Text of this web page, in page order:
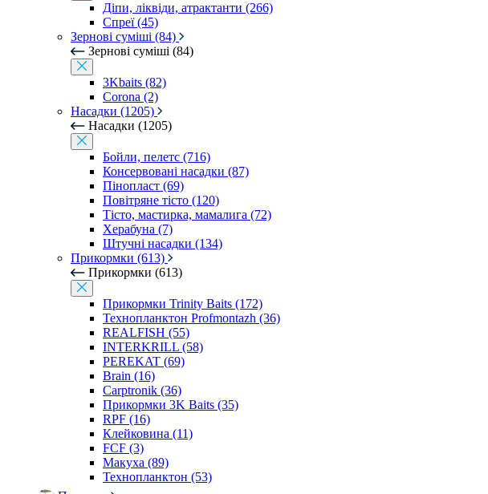
Діпи, ліквіди, атрактанти (266)
Спреї (45)
Зернові суміші (84)
Зернові суміші (84)
3Kbaits (82)
Corona (2)
Насадки (1205)
Насадки (1205)
Бойли, пелетс (716)
Консервовані насадки (87)
Пінопласт (69)
Повітряне тісто (120)
Тісто, мастирка, мамалига (72)
Херабуна (7)
Штучні насадки (134)
Прикормки (613)
Прикормки (613)
Прикормки Trinity Baits (172)
Технопланктон Profmontazh (36)
REALFISH (55)
INTERKRILL (58)
PEREKAT (69)
Brain (16)
Carptronik (36)
Прикормки 3K Baits (35)
RPF (16)
Клейковина (11)
FCF (3)
Макуха (89)
Технопланктон (53)